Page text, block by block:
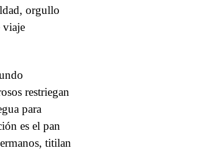
orgullo
viaje
restriegan
para
es el pan
titilan